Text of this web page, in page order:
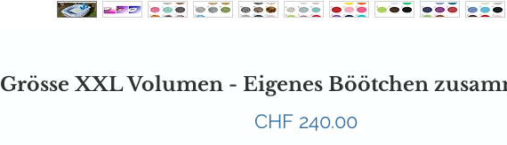
Grösse XXL Volumen - Eigenes Böötchen
CHF 240.00Preis